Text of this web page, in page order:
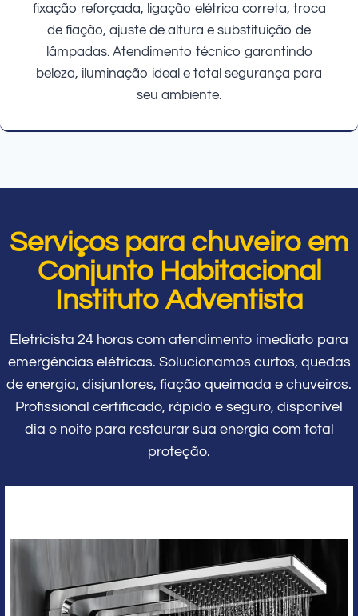
fixação reforçada, ligação elétrica correta, troca
de fiação, ajuste de altura e substituição de
lâmpadas. Atendimento técnico garantindo
beleza, iluminação ideal e total segurança para
seu ambiente.
Serviços para chuveiro em
Conjunto Habitacional
Instituto Adventista
Eletricista 24 horas com atendimento imediato para
emergências elétricas. Solucionamos curtos, quedas
de energia, disjuntores, fiação queimada e chuveiros.
Profissional certificado, rápido e seguro, disponível
dia e noite para restaurar sua energia com total
proteção.